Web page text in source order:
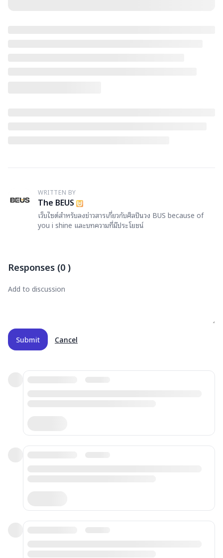
T
WRITTEN BY
The BEUS
เว็บไซต์สำหรับลงข่าวสารเกี่ยวกับศิลปินวง BUS because of
you i shine และบทความที่มีประโยชน์
Responses (0)
Submit Cancel